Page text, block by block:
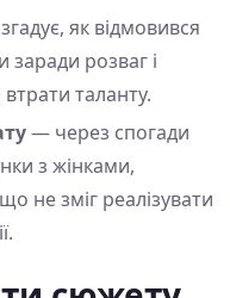
як відмовився
заради розваг і
таланту.
— через спогади
з жінками,
не зміг реалізувати